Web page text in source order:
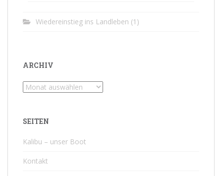
Wiedereinstieg ins Landleben (1)
ARCHIV
Archiv
SEITEN
Kalibu – unser Boot
Kontakt